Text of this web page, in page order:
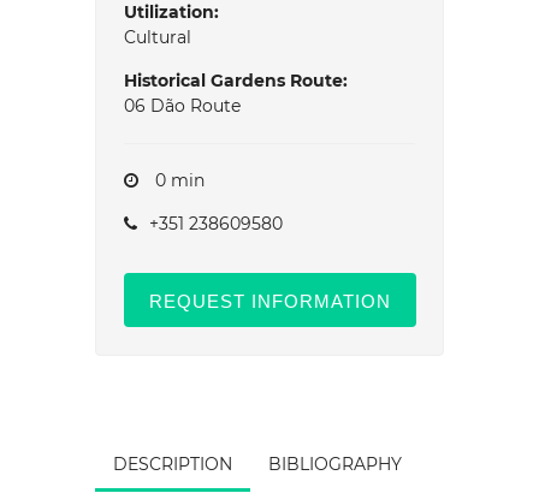
Utilization:
Cultural
Historical Gardens Route:
06 Dão Route
0 min
+351 238609580
REQUEST INFORMATION
DESCRIPTION BIBLIOGRAPHY